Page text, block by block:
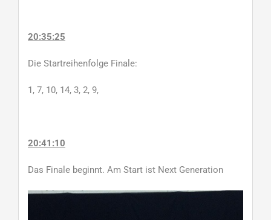
20:35:25
Die Startreihenfolge Finale:
1, 7, 10, 14, 3, 2, 9,
20:41:10
Das Finale beginnt. Am Start ist Next Generation